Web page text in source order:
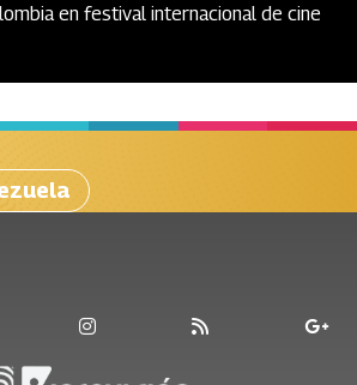
en festival internacional de cine